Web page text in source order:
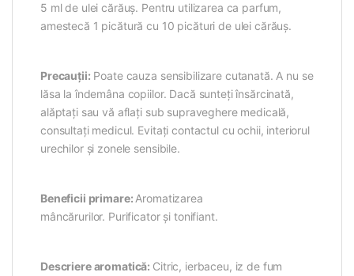
5 ml de ulei cărăuș. Pentru utilizarea ca parfum,
amestecă 1 picătură cu 10 picături de ulei cărăuș.
Precauții: Poate cauza sensibilizare cutanată. A nu se
lăsa la îndemâna copiilor. Dacă sunteți însărcinată,
alăptați sau vă aflați sub supraveghere medicală,
consultați medicul. Evitați contactul cu ochii, interiorul
urechilor și zonele sensibile.
Beneficii primare: Aromatizarea
mâncărurilor. Purificator și tonifiant.
Descriere aromatică: Citric, ierbaceu, iz de fum